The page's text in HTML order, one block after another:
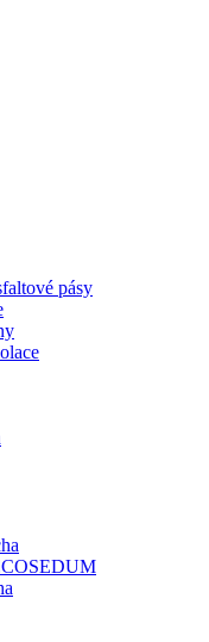
pásy